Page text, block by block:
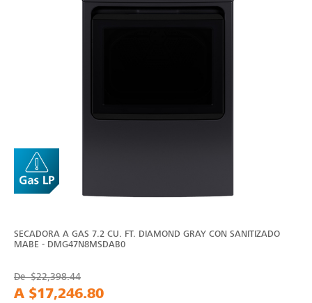
SECADORA A GAS 7.2 CU. FT. DIAMOND GRAY CON SANITIZADO
MABE - DMG47N8MSDAB0
De$22,398.44
A $17,246.80